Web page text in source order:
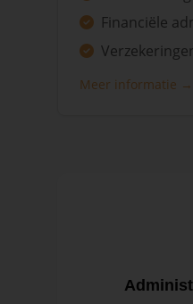
Financiële
Meer informatie →